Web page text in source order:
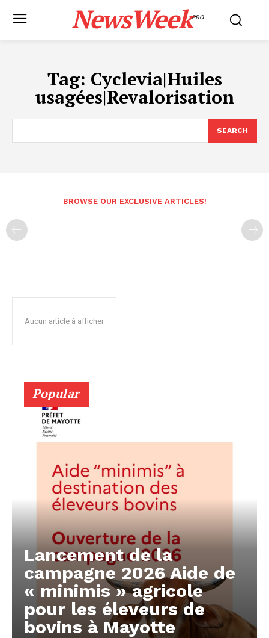
NewsWeekPRO
Tag: Cyclevia|Huiles
usagées|Revalorisation
SEARCH
BROWSE OUR EXCLUSIVE ARTICLES!
Aucun article à afficher
Popular
Lancement de la
campagne 2026 Aide de
« minimis » agricole
pour les éleveurs de
bovins à Mayotte